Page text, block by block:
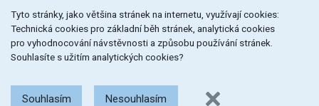
na
menu
na
obsah
na
patičku
stránky
Tyto stránky, jako většina stránek na internetu, využívají cookies:
Technická cookies pro základní běh stránek, analytická cookies
pro vyhodnocování návstěvnosti a způsobu používání stránek.
Souhlasíte s užitím analytických cookies?
Souhlasím Nesouhlasím